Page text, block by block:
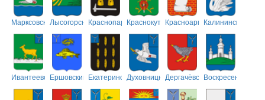
МарксовскийЛысогорскийКраснопартизанский
КраснокутскийКрасноармейский
Калининский
ИвантеевскийЕршовский ЕкатериновскийДуховницкийДергачёвскийВоскресенский